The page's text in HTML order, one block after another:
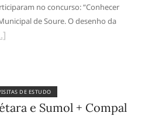
no concurso: “Conhecer
de Soure. O desenho da
DE ESTUDO
e Sumol + Compal